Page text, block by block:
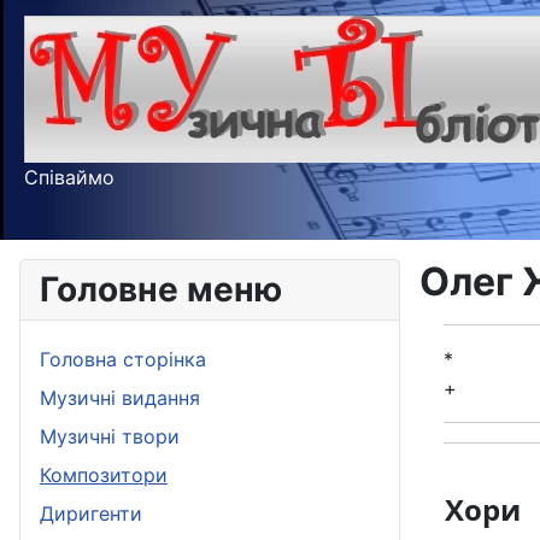
Співаймо
Головне меню
Головна сторінка
Музичні видання
Музичні твори
Композитори
Диригенти
Олег
*
+
Хори